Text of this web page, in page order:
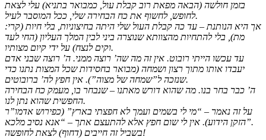
בזמן חולשה (הבאה מפאת רוב קבלת עול, כמבואר בתניא) עלי לצאת
לחופש, לחשוף את כח הבחירה שלי, ככל המוסבר לעיל.
אך היא הנותנת – עד כה קבלת העול שלי היתה בחיצוניות, בלי חיות (קרי:
מת), בלי להתחיות מהצוותא שנוצרה ביני לבין המלך העליון (החי לעד
וקים לנצח) על ידי קיום מצותיו.
עד עכשו הייתי רובוט. אין זה מה שה’ רוצה ממני. ה’ רוצה שבני אדם
יעבדו אותו מתוך רצון ושמחה (מבואר בחסידות שכל המצות נתנו כדי
שנזכה ל”שמחה של מצוה”). אין חפץ לה’ ברובוטים.
ה’ כבר בחר בנו. מה שהוא דורש מאתנו – שנבחר בו, מעמק כח הבחירה
החפשית שהוא נתן לנו.
על זה נאמר – “מי לי בשמים ועמך לא חפצתי בארץ” (כפירוש אדמו”ר
הזקן הידוע). אין לי שום חפץ אלא להתעצם אתך – “אנא נסיב מלכא”.
בשביל זה חייבים (דחוף) לצאת לחופשה!